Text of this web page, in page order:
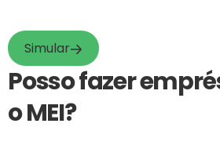
Simular
Posso fazer
o MEI?